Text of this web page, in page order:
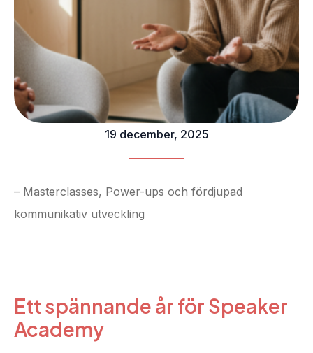
19 december, 2025
– Masterclasses, Power-ups och fördjupad
kommunikativ utveckling
Ett spännande år för Speaker
Academy